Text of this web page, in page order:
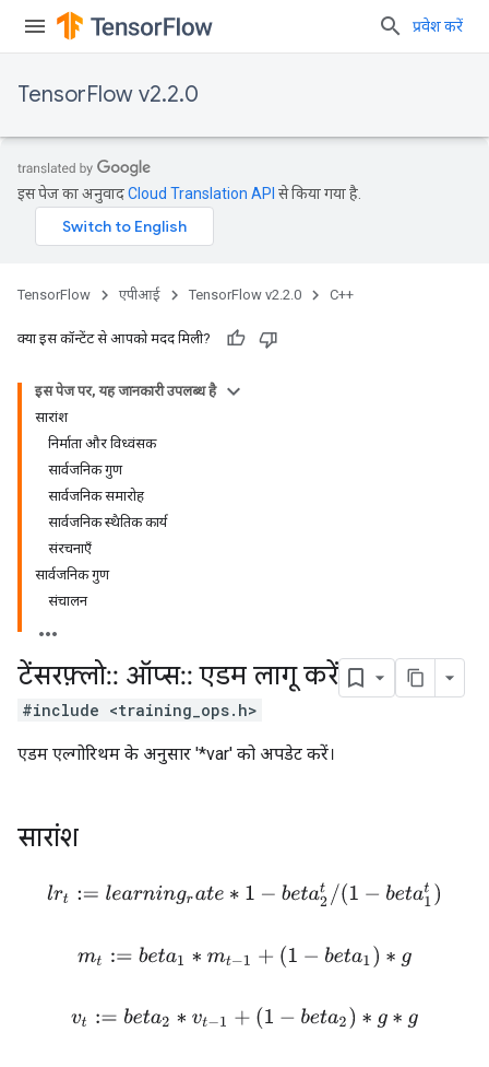
प्रवेश करें
TensorFlow v2.2.0
इस पेज का अनुवादCloud Translation API से किया गया है.
TensorFlow एपीआई TensorFlow v2.2.0 C++
क्या इस कॉन्टेंट से आपको मदद मिली?
इस पेज पर, यह जानकारी उपलब्ध है
सारांश
निर्माता और विध्वंसक
सार्वजनिक गुण
सार्वजनिक समारोह
सार्वजनिक स्थैतिक कार्य
संरचनाएँ
सार्वजनिक गुण
संचालन
टेंसरफ़्लो:: ऑप्स:: एडम लागू करें
#include <training_ops.h>
एडम एल्गोरिथम के अनुसार '*var' को अपडेट करें।
सारांश
lrt:=learningrate∗ 1 −b eta2t/(1− bet 1t
mt:=be a1 ∗mt−1 +(1 −b eta 1)∗g
vt:=be ta 2∗vt− 1+ 1− be a2)∗g∗g